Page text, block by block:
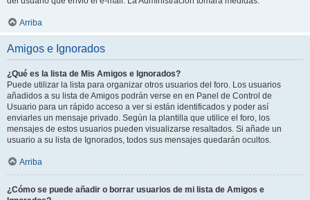
Arriba
Amigos e Ignorados
¿Qué es la lista de Mis Amigos e Ignorados?
Puede utilizar la lista para organizar otros usuarios del foro. Los usuarios
añadidos a su lista de Amigos podrán verse en en Panel de Control de
Usuario para un rápido acceso a ver si están identificados y poder así
enviarles un mensaje privado. Según la plantilla que utilice el foro, los
mensajes de estos usuarios pueden visualizarse resaltados. Si añade un
usuario a su lista de Ignorados, todos sus mensajes quedarán ocultos.
Arriba
¿Cómo se puede añadir o borrar usuarios de mi lista de Amigos e